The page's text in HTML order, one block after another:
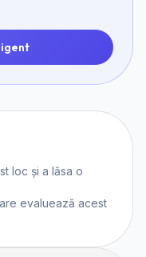
loc și a lăsa o
evaluează acest